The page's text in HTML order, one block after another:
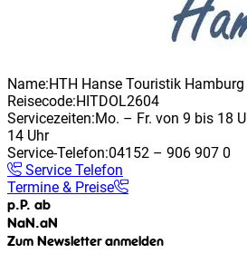
Name:HTH Hanse Touristik Hamburg
Reisecode:HITDOL2604
Servicezeiten:Mo. – Fr. von 9 bis 18
14 Uhr
Service-Telefon:04152 – 906 907 0
Service Telefon
Termine & Preise
p.P. ab
NaN.aN
Zum Newsletter anmelden